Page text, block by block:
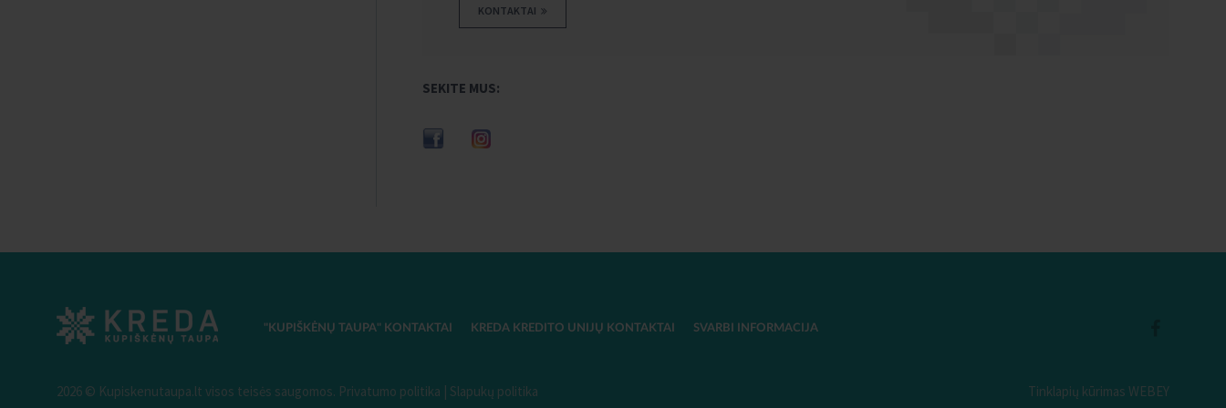
KONTAKTAI
SEKITE MUS:
"KUPIŠKĖNŲ TAUPA" KONTAKTAI KREDA KREDITO UNIJŲ KONTAKTAI SVARBI INFORMACIJA
2026 © Kupiskenutaupa.lt visos teisės saugomos. Privatumo politika | Slapukų politika Tinklapių kūrimas WEBEY